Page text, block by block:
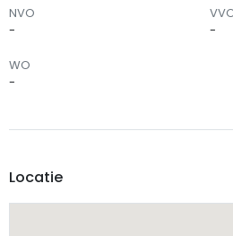
NVO
-
-
WO
-
Locatie